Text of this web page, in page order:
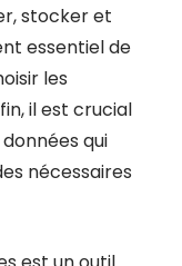
stocker et
essentiel de
les
il est crucial
qui
nécessaires